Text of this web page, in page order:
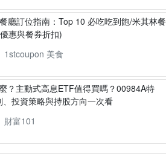
廳訂位指南：Top 10 必吃吃到飽/米其林餐
惠與餐券折扣)
1stcoupon 美食
？主動式高息ETF值得買嗎？00984A特
、投資策略與持股方向一次看
財富101